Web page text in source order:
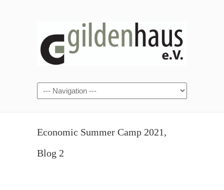
Economic Summer Camp 2021,
Blog 2